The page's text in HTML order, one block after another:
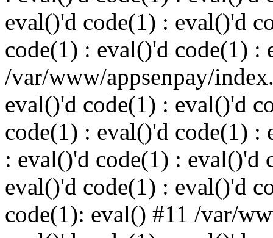
eval()'d code(1) : eval()'d
code(1) : eval()'d code(1) :
/var/www/appsenpay/
eval()'d code(1) : eval()'d
code(1) : eval()'d code(1) :
: eval()'d code(1) : eval()'d
eval()'d code(1) : eval()'d
code(1): eval() #11 /var/